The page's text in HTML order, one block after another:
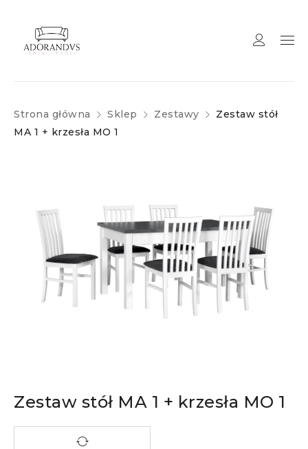
Strona główna Sklep Zestawy
Zestaw stół
MA 1 + krzesła MO 1
Zestaw stół MA 1 + krzesła MO 1